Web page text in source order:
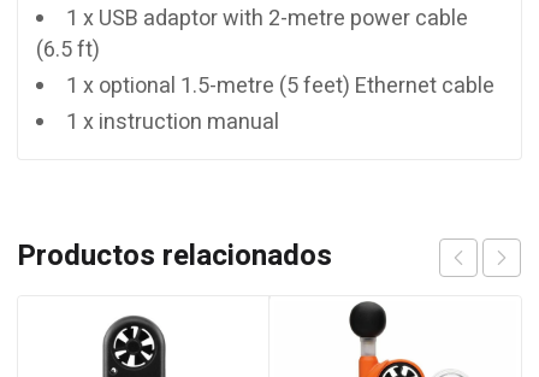
1 x USB adaptor with 2-metre power cable
(6.5 ft)
1 x optional 1.5-metre (5 feet) Ethernet cable
1 x instruction manual
Productos relacionados